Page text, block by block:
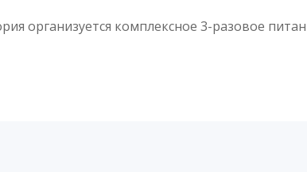
организуется комплексное 3-разовое